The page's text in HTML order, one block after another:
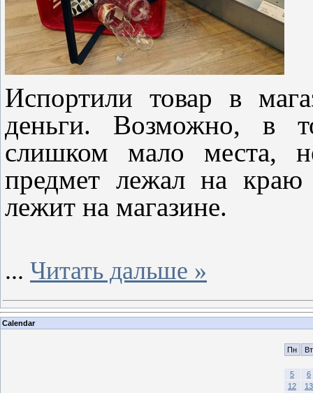
Испортили товар в
деньги. Возможно, в
слишком мало места,
предмет лежал на краю
лежит на магазине.
... Читать дальше »
Calendar
Пн Вт
5
6
12
13